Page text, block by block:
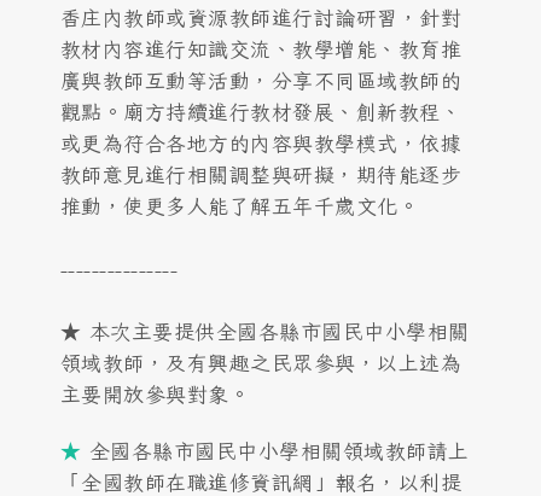
香庄內教師或資源教師進行討論研習，針對
教材內容進行知識交流、教學增能、教育推
廣與教師互動等活動，分享不同區域教師的
觀點。廟方持續進行教材發展、創新教程、
或更為符合各地方的內容與教學模式，依據
教師意見進行相關調整與研擬，期待能逐步
推動，使更多人能了解五年千歲文化。
---------------
★ 本次主要提供全國各縣市國民中小學相關
領域教師，及有興趣之民眾參與，以上述為
主要開放參與對象。
★ 全國各縣市國民中小學相關領域教師請上
「全國教師在職進修資訊網」 報名，以利提